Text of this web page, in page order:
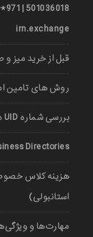
irn.exchange
قبل از خرید میز
روش های تامین
بررسی شماره UID در امارات (UAE Unified Number)
Directories
استانبولی)
مهارت‌ها و